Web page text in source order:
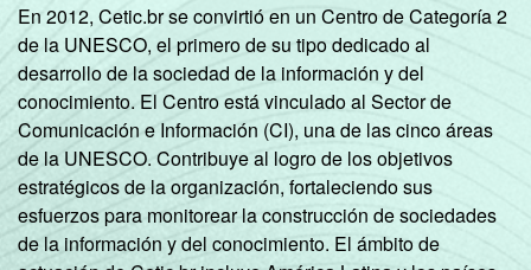
En 2012, Cetic.br se convirtió en un Centro de Categoría 2
de la UNESCO, el primero de su tipo dedicado al
desarrollo de la sociedad de la información y del
conocimiento. El Centro está vinculado al Sector de
Comunicación e Información (CI), una de las cinco áreas
de la UNESCO. Contribuye al logro de los objetivos
estratégicos de la organización, fortaleciendo sus
esfuerzos para monitorear la construcción de sociedades
de la información y del conocimiento. El ámbito de